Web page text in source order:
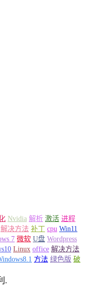
Nvidia 解析 激活 进程
解决方法 补丁 cpu Win11
7 微软 U盘 Wordpress
Linux office 解决方法
方法 绿色版 破
.